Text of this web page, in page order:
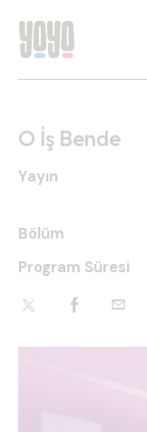
O İş Bende
Yayın
Bölüm
Program Süresi